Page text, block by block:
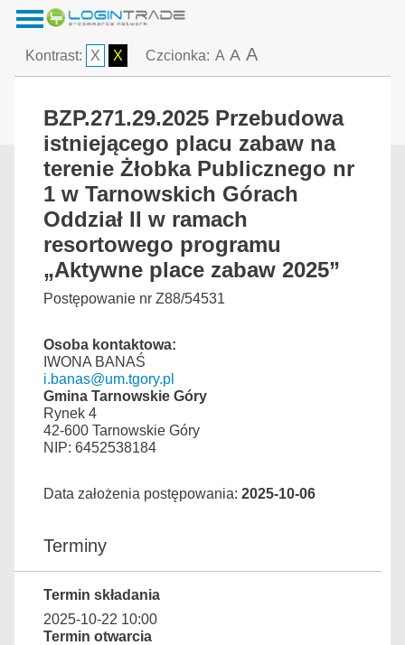
Kontrast: X X Czcionka: A A A
BZP.271.29.2025 Przebudowa
istniejącego placu zabaw na
terenie Żłobka Publicznego nr
1 w Tarnowskich Górach
Oddział II w ramach
resortowego programu
„Aktywne place zabaw 2025”
Postępowanie nr Z88/54531
Osoba kontaktowa:
IWONA BANAŚ
i.banas@um.tgory.pl
Gmina Tarnowskie Góry
Rynek 4
42-600 Tarnowskie Góry
NIP: 6452538184
Data założenia postępowania: 2025-10-06
Terminy
Termin składania
2025-10-22 10:00
Termin otwarcia